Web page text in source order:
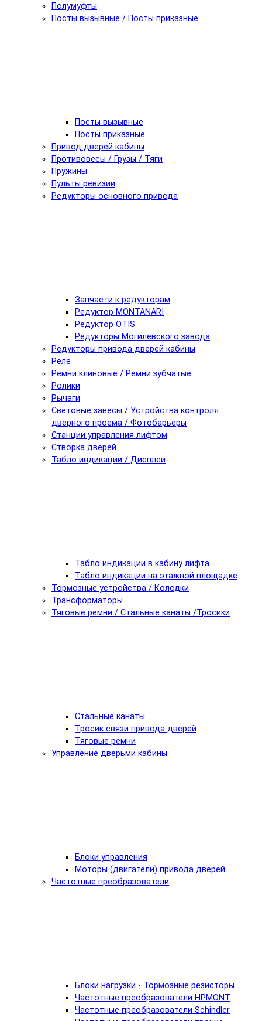
Полумуфты
Посты вызывные / Посты приказные
Посты вызывные
Посты приказные
Привод дверей кабины
Противовесы / Грузы / Тяги
Пружины
Пульты ревизии
Редукторы основного привода
Запчасти к редукторам
Редуктор MONTANARI
Редуктор OTIS
Редукторы Могилевского завода
Редукторы привода дверей кабины
Реле
Ремни клиновые / Ремни зубчатые
Ролики
Рычаги
Световые завесы / Устройства контроля
дверного проема / Фотобарьеры
Станции управления лифтом
Створка дверей
Табло индикации / Дисплеи
Табло индикации в кабину лифта
Табло индикации на этажной площадке
Тормозные устройства / Колодки
Трансформаторы
Тяговые ремни / Стальные канаты /Тросики
Стальные канаты
Тросик связи привода дверей
Тяговые ремни
Управление дверьми кабины
Блоки управления
Моторы (двигатели) привода дверей
Частотные преобразователи
Блоки нагрузки - Тормозные резисторы
Частотные преобразователи HPMONT
Частотные преобразователи Schindler